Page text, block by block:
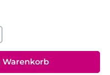
oder benutze die
Warenkorb